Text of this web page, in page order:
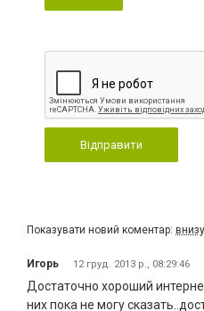
Відправити
Показувати новий коментар: внизу
Игорь 12 груд. 2013 р., 08:29:46
Достаточно хороший
них пока не могу